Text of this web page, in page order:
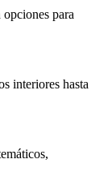
para
interiores hasta